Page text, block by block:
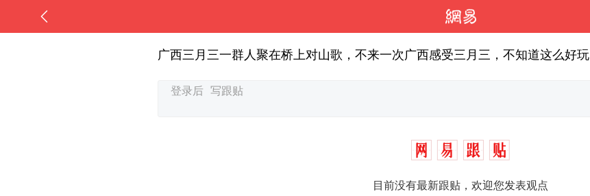
广西三月三一群人聚在桥上对山歌，不来一次广西感受三月三，不知道这么好玩
目前没有最新跟贴，欢迎您发表观点